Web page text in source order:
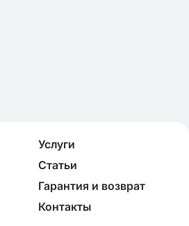
Услуги
Статьи
Гарантия и возврат
Контакты